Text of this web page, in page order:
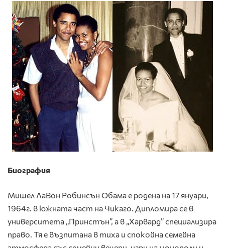
Биография
Мишел ЛаВон Робинсън Обама е родена на 17 януари,
1964г. в южната част на Чикаго. Дипломира се в
университета „Принстън”, а в „Харвард” специализира
право. Тя е възпитана в тиха и спокойна семейна